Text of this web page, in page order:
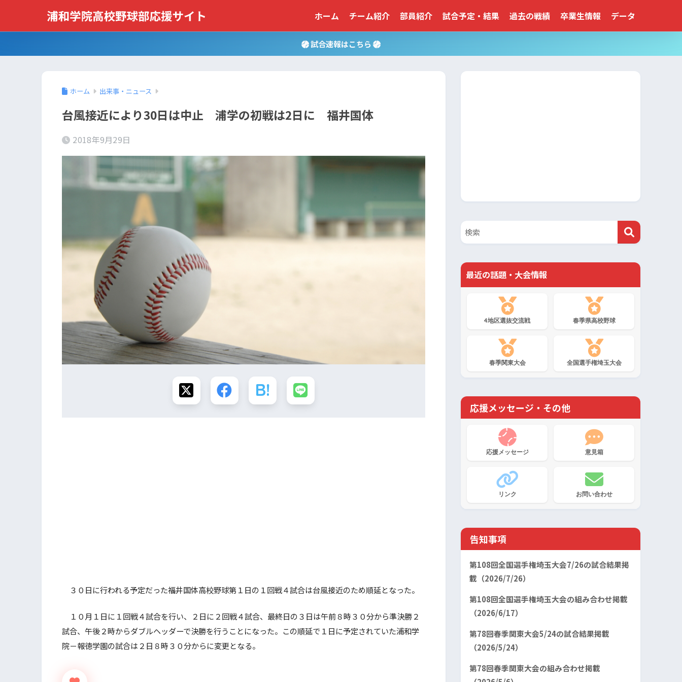
ホーム チーム紹介 部員紹介 試合予定・結果 過去の戦績 卒業生情報 データ
試合速報はこちら
ホーム 出来事・ニュース
台風接近により30日は中止 浦学の初戦は2日に 福井国体
2018年9月29日
３０日に行われる予定だった福井国体高校野球第１日の１回戦４試合は台風接近のため順延となった。
１０月１日に１回戦４試合を行い、２日に２回戦４試合、最終日の３日は午前８時３０分から準決勝２
試合、午後２時からダブルヘッダーで決勝を行うことになった。この順延で１日に予定されていた浦和学
院－報徳学園の試合は２日８時３０分からに変更となる。
最近の話題・大会情報
4地区選抜交流戦 春季県高校野球
春季関東大会 全国選手権埼玉大会
応援メッセージ・その他
応援メッセージ 意見箱
リンク お問い合わせ
告知事項
第108回全国選手権埼玉大会7/26の試合結果掲
載（2026/7/26）
第108回全国選手権埼玉大会の組み合わせ掲載
（2026/6/17）
第78回春季関東大会5/24の試合結果掲載
（2026/5/24）
第78回春季関東大会の組み合わせ掲載